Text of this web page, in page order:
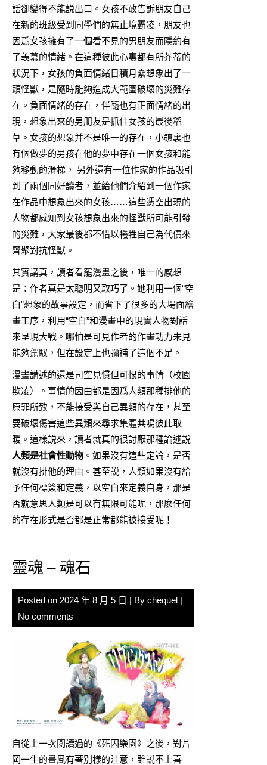
話卻變得不能説出口。女孩不敢告訴朋友自己
在新的班級受到同學們的無止境霸凌，朋友也
因爲女孩擁有了一個看不見的男朋友而隱約有
了羡慕的情緒。在這種彼此心裏都有所芥蒂的
狀況下，女孩的負面情緒日積月纍想象出了一
頭怪獸，是隨時能夠造成大範圍破壞的災難存
在。負面情緒的存在，伴隨也有正面情緒的出
現，想象出來的男朋友是抓住女孩的最後稻
草。女孩的想象并不是唯一的存在，小鎮裏也
有個做夢的男孩在他的夢中存在一個女孩和能
夠移動的滑梯， 另外還有一位作家的作品吸引
到了兩個同好讀者，並給他們介紹到一個作家
在作品中想象出來的女孩……這些憑空出現的
人物都感知到女孩想象出來的怪獸所可能引發
的災難，大家最後都不惜以犧牲自己為代價來
齊聚對抗怪獸。
其實講真，讀者看罷漫畫之後，唯一的感想
是：作者真是太聰明又取巧了。她利用一個“空
白”想象的故事設定，而省下了很多的大場面繪
畫工序，利用“空白”和漫畫中的現實人物對話
來呈現大戰。哪怕是可見作者的作畫功力未見
能夠駕馭，但在設定上也彌補了這個不足。
漫畫講述的還是司空見慣但可恨的事情（校園
欺凌）。事情的因由都是因爲人類那種排他的
原罪所致，不能接受與自己異類的存在，甚至
要破壞傷害這些異類來尋求集體共鳴彼此取
暖。這樣説來，讀者就真的很討厭那種論述說
人類是社會性動物 。如果沒有這些定論，是否
就沒有排他的理由。甚至説，人類如果沒有給
予任何標簽和定義，以空白來定義自身，那是
否就意思人類是可以有無限可能呢，那麽任何
的存在形式是否都是正常都能被接受呢！
靈魂 – 魂石
Posted on 2024 年 8 月 5 日 | By chequel |
No comments
自從上一次閲讀過的《死囚樂園》之後，對片
岡一生的畫風有著別樣的注意，雖説不上喜